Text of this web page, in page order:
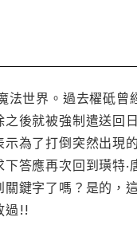
法世界。過去櫂砥
後就被強制遣送回
為了打倒突然出現
答應再次回到璜特
鍵字了嗎？是的，
過!!